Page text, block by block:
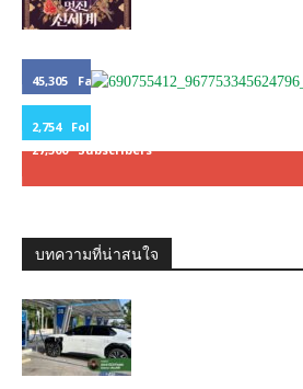
45,305 Fans
LIKE
2,754 Followers
27,500 Subscribers
บทความที่น่าสนใจ